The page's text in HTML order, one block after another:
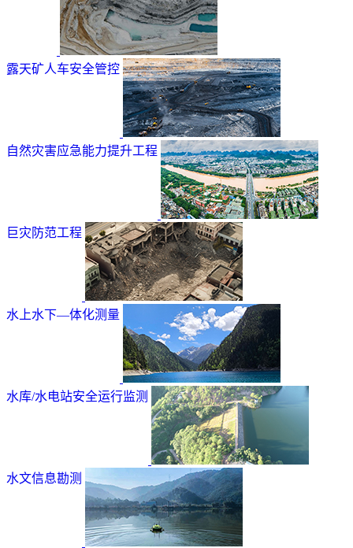
露天矿人车安全管控
自然灾害应急能力提升工程
巨灾防范工程
水上水下—体化测量
水库/水电站安全运行监测
水文信息勘测